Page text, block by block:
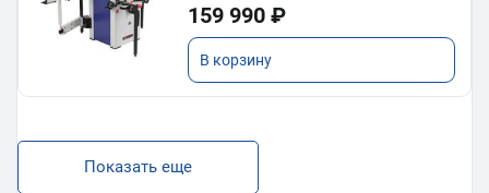
159 990 ₽
В корзину
Показать еще